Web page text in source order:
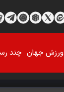
ورزش جهان چند